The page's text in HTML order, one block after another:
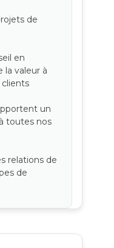
de
en
la valeur à
clients
un
toutes nos
relations de
de